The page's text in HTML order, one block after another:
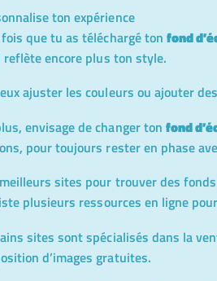
ton expérience
fois que tu as téléchargé ton fond
reflète encore plus ton style.
ajuster les couleurs ou ajouter
envisage de changer ton fond
pour toujours rester en phase
sites pour trouver des fonds
plusieurs ressources en ligne
sites sont spécialisés dans la
d’images gratuites.